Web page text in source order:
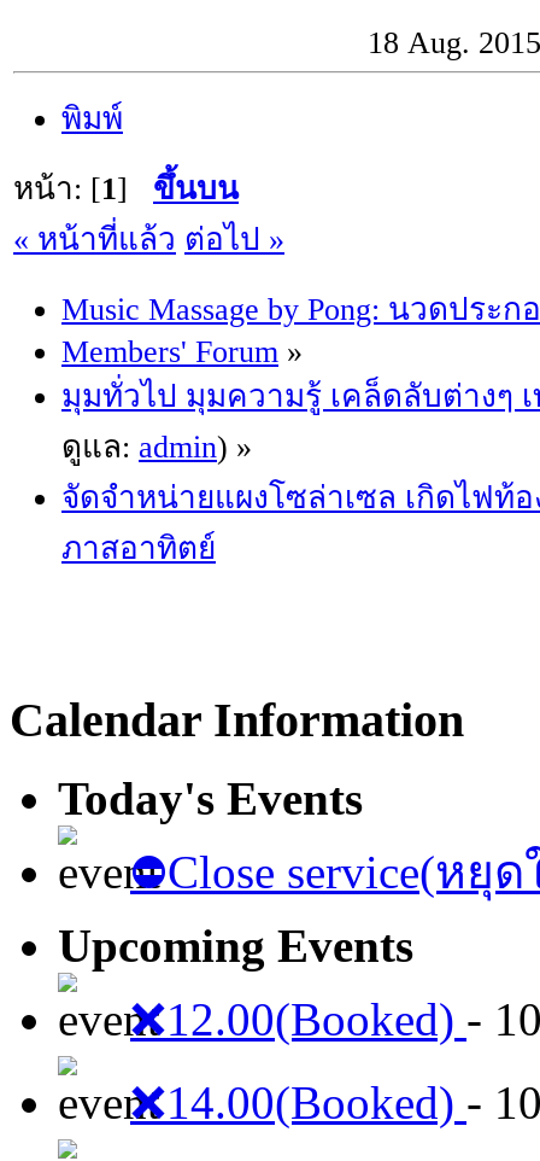
18 Aug. 2015
พิมพ์
หน้า: [1] ขึ้นบน
« หน้าที่แล้ว ต่อไป »
Music Massage by Pong: นวดประ
Members' Forum »
มุมทั่วไป มุมความรู้ เคล็ดลับต่างๆ
ดูแล: admin) »
จัดจำหน่ายแผงโซล่าเซล เกิดไฟท้
ภาสอาทิตย์
Calendar Information
Today's Events
⛔️Close service(หยุ
Upcoming Events
❌12.00(Booked) -
❌14.00(Booked) -